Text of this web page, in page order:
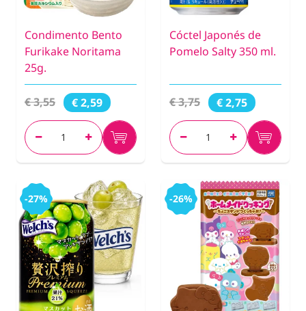
Condimento Bento
Furikake Noritama
25g.
€ 3,55 € 2,59
Cóctel Japonés de
Pomelo Salty 350 ml.
€ 3,75 € 2,75
-27% -26%